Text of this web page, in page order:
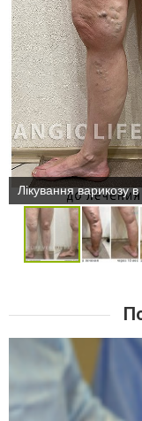
Лікування варикозу в